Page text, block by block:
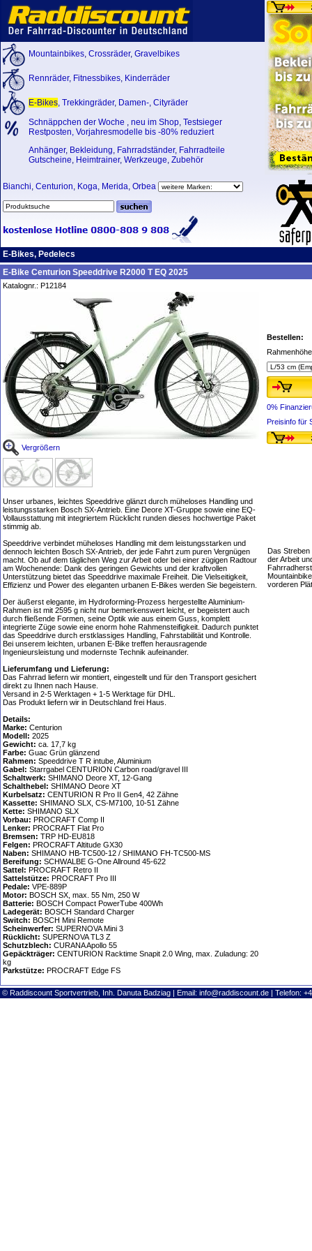
Mountainbikes, Crossräder, Gravelbikes
Rennräder, Fitnessbikes, Kinderräder
E-Bikes, Trekkingräder, Damen-, Cityräder
Schnäppchen der Woche , neu im Shop, Testsieger
Restposten, Vorjahresmodelle bis -80% reduziert
Anhänger, Bekleidung, Fahrradständer, Fahrradteile
Gutscheine, Heimtrainer, Werkzeuge, Zubehör
Bianchi, Centurion, Koga, Merida, Orbea
E-Bikes, Pedelecs
E-Bike Centurion Speeddrive R2000 T EQ 2025
Katalognr.: P12184
Vergrößern
Unser urbanes, leichtes Speeddrive glänzt durch müheloses Handling und
leistungsstarken Bosch SX-Antrieb. Eine Deore XT-Gruppe sowie eine EQ-
Vollausstattung mit integriertem Rücklicht runden dieses hochwertige Paket
stimmig ab.
Speeddrive verbindet müheloses Handling mit dem leistungsstarken und
dennoch leichten Bosch SX-Antrieb, der jede Fahrt zum puren Vergnügen
macht. Ob auf dem täglichen Weg zur Arbeit oder bei einer zügigen Radtour
am Wochenende: Dank des geringen Gewichts und der kraftvollen
Unterstützung bietet das Speeddrive maximale Freiheit. Die Vielseitigkeit,
Effizienz und Power des eleganten urbanen E-Bikes werden Sie begeistern.
Der äußerst elegante, im Hydroforming-Prozess hergestellte Aluminium-
Rahmen ist mit 2595 g nicht nur bemerkenswert leicht, er begeistert auch
durch fließende Formen, seine Optik wie aus einem Guss, komplett
integrierte Züge sowie eine enorm hohe Rahmensteifigkeit. Dadurch punktet
das Speeddrive durch erstklassiges Handling, Fahrstabilität und Kontrolle.
Bei unserem leichten, urbanen E-Bike treffen herausragende
Ingenieursleistung und modernste Technik aufeinander.
Lieferumfang und Lieferung:
Das Fahrrad liefern wir montiert, eingestellt und für den Transport gesichert
direkt zu Ihnen nach Hause.
Versand in 2-5 Werktagen + 1-5 Werktage für DHL.
Das Produkt liefern wir in Deutschland frei Haus.
Details:
Marke: Centurion
Modell: 2025
Gewicht: ca. 17,7 kg
Farbe: Guac Grün glänzend
Rahmen: Speeddrive T R intube, Aluminium
Gabel: Starrgabel CENTURION Carbon road/gravel III
Schaltwerk: SHIMANO Deore XT, 12-Gang
Schalthebel: SHIMANO Deore XT
Kurbelsatz: CENTURION R Pro II Gen4, 42 Zähne
Kassette: SHIMANO SLX, CS-M7100, 10-51 Zähne
Kette: SHIMANO SLX
Vorbau: PROCRAFT Comp II
Lenker: PROCRAFT Flat Pro
Bremsen: TRP HD-EU818
Felgen: PROCRAFT Altitude GX30
Naben: SHIMANO HB-TC500-12 / SHIMANO FH-TC500-MS
Bereifung: SCHWALBE G-One Allround 45-622
Sattel: PROCRAFT Retro II
Sattelstütze: PROCRAFT Pro III
Pedale: VPE-889P
Motor: BOSCH SX, max. 55 Nm, 250 W
Batterie: BOSCH Compact PowerTube 400Wh
Ladegerät: BOSCH Standard Charger
Switch: BOSCH Mini Remote
Scheinwerfer: SUPERNOVA Mini 3
Rücklicht: SUPERNOVA TL3 Z
Schutzblech: CURANA Apollo 55
Gepäckträger: CENTURION Racktime Snapit 2.0 Wing, max. Zuladung: 20
kg
Parkstütze: PROCRAFT Edge FS
Bestellen:
0%
Preisinfo für
Das Streben
der Arbeit
vorderen
© Raddiscount Sportvertrieb, Inh. Danuta Badziag | Email: info@raddiscount.de | Telefon: